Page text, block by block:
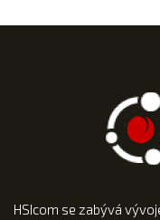
HSIcom se zabývá